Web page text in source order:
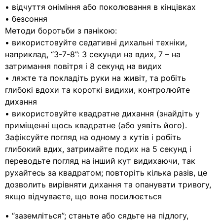
• відчуття оніміння або поколювання в кінцівках
• безсоння
Методи боротьби з панікою:
• використовуйте седативні дихальні техніки,
наприклад, “3-7-8”: 3 секунди на вдих, 7 – на
затримання повітря і 8 секунд на видих
• ляжте та покладіть руки на живіт, та робіть
глибокі вдохи та короткі видихи, контролюйте
дихання
• використовуйте квадратне дихання (знайдіть у
приміщенні щось квадратне (або уявіть його).
Зафіксуйте погляд на одному з кутів і робіть
глибокий вдих, затримайте подих на 5 секунд і
переводьте погляд на інший кут видихаючи, так
рухайтесь за квадратом; повторіть кілька разів, це
дозволить вирівняти дихання та опанувати тривогу,
якщо відчуваєте, що вона посилюється
• “заземліться”; станьте або сядьте на підлогу,